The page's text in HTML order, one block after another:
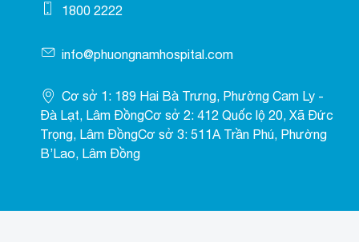
1800 2222
info@phuongnamhospital.com
Cơ sở 1: 189 Hai Bà Trưng, Phường Cam Ly -
Đà Lạt, Lâm ĐồngCơ sở 2: 412 Quốc lộ 20, Xã Đức
Trọng, Lâm ĐồngCơ sở 3: 511A Trần Phú, Phường
B’Lao, Lâm Đồng